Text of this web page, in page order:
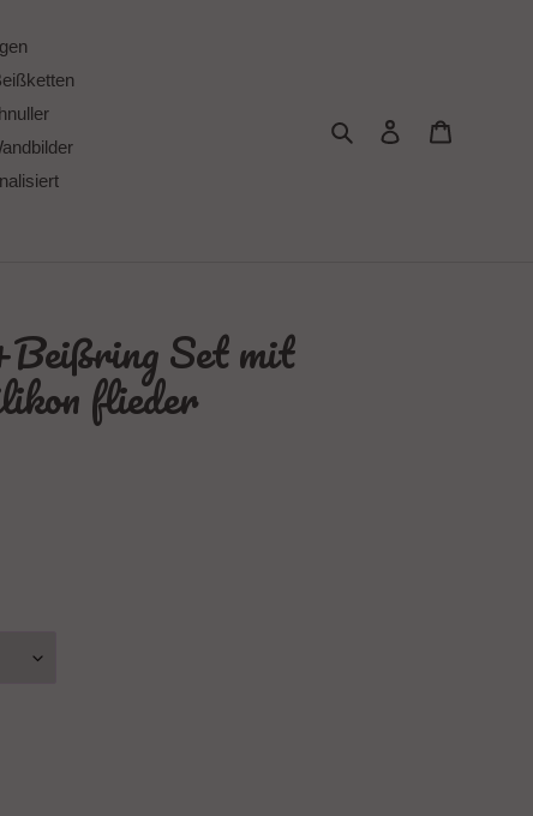
Suchen Einloggen
Set mit
flieder